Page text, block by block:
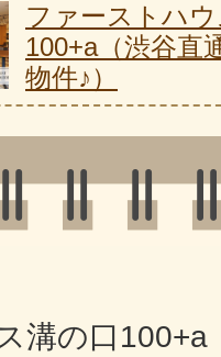
ファーストハ
100+a（渋谷直
物件♪）
溝の口